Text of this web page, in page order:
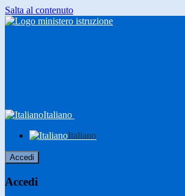
Salta al contenuto
Italiano
Italiano
Accedi
Accedi